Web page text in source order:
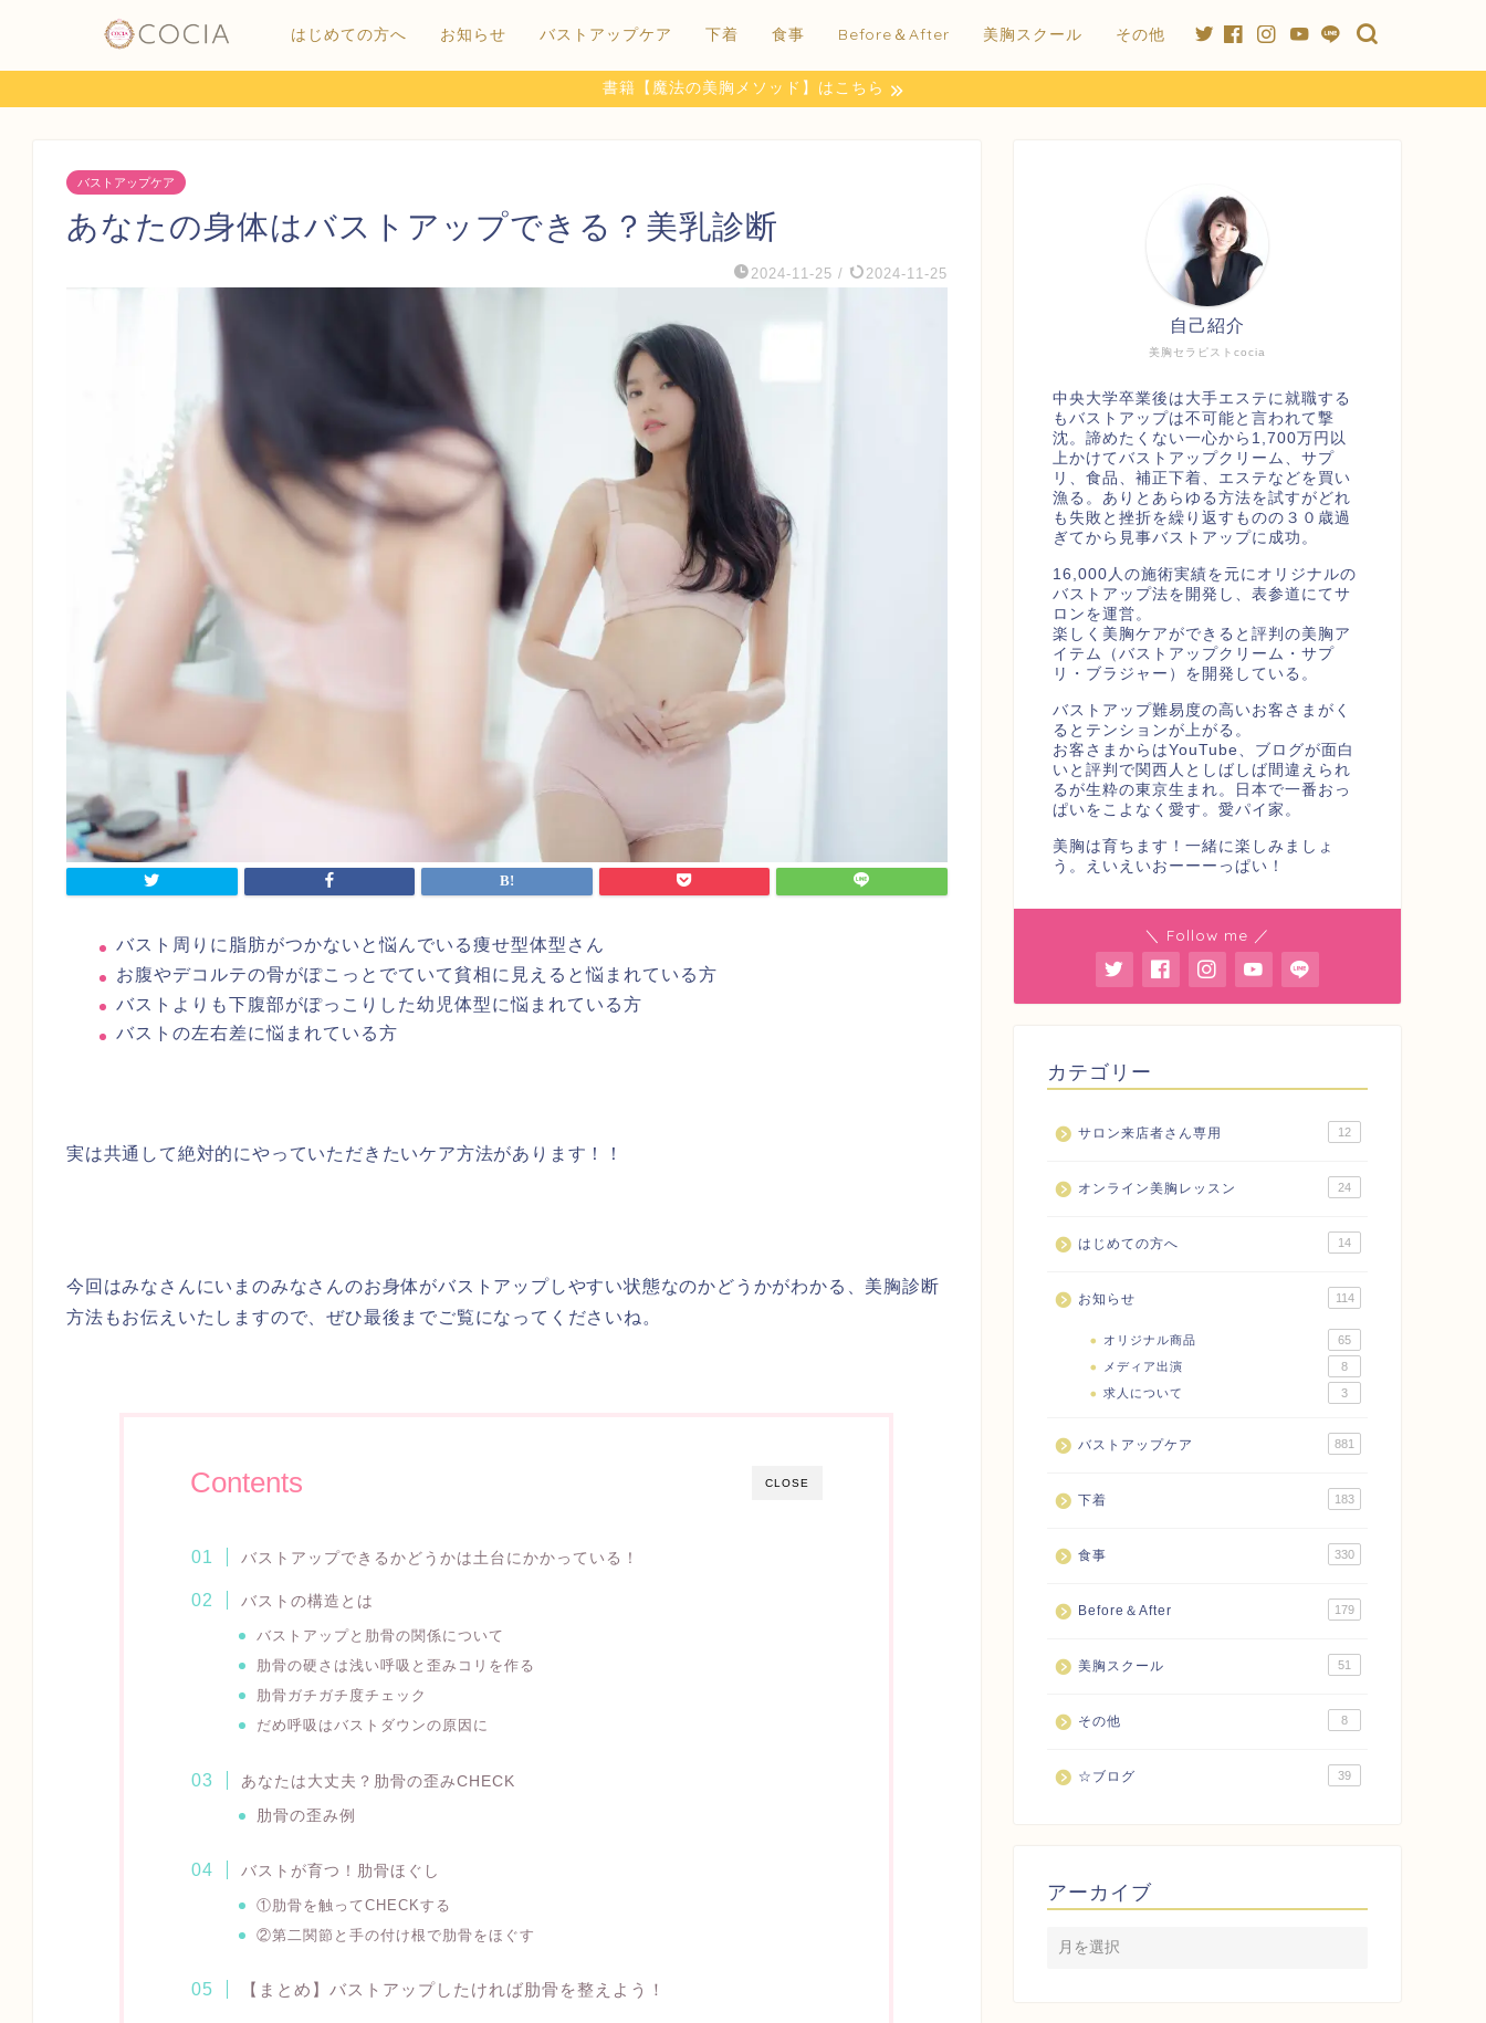
はじめての方へ お知らせ バストアップケア 下着 食事 Before＆After 美胸スクール その他
書籍【魔法の美胸メソッド】はこちら
バストアップケア
あなたの身体はバストアップできる？美乳診断
2024-11-25 / 2024-11-25
バスト周りに脂肪がつかないと悩んでいる痩せ型体型さん
お腹やデコルテの骨がぽこっとでていて貧相に見えると悩まれている方
バストよりも下腹部がぽっこりした幼児体型に悩まれている方
バストの左右差に悩まれている方
実は共通して絶対的にやっていただきたいケア方法があります！！
今回はみなさんにいまのみなさんのお身体がバストアップしやすい状態なのかどうかがわかる、美胸診断
方法もお伝えいたしますので、ぜひ最後までご覧になってくださいね。
CLOSE
Contents
バストアップできるかどうかは土台にかかっている！
バストの構造とは
バストアップと肋骨の関係について
肋骨の硬さは浅い呼吸と歪みコリを作る
肋骨ガチガチ度チェック
だめ呼吸はバストダウンの原因に
あなたは大丈夫？肋骨の歪みCHECK
肋骨の歪み例
バストが育つ！肋骨ほぐし
①肋骨を触ってCHECKする
②第二関節と手の付け根で 肋骨をほぐす
【まとめ】バストアップしたければ肋骨を整えよう！
美胸セラピストcocia
自己紹介
中央大学卒業後は大手エステに就職する
もバストアップは不可能と言われて撃
沈。諦めたくない一心から1,700万円以
上かけてバストアップクリーム、サプ
リ、食品、補正下着、エステなどを買い
漁る。ありとあらゆる方法を試すがどれ
も失敗と挫折を繰り返すものの３０歳過
ぎてから見事バストアップに成功。
16,000人の施術実績を元にオリジナルの
バストアップ法を開発し、表参道にてサ
ロンを運営。
楽しく美胸ケアができると評判の美胸ア
イテム（バストアップクリーム・サプ
リ・ブラジャー）を開発している。
バストアップ難易度の高いお客さまがく
るとテンションが上がる。
お客さまからはYouTube、ブログが面白
いと評判で関西人としばしば間違えられ
るが生粋の東京生まれ。日本で一番おっ
ぱいをこよなく愛す。愛パイ家。
美胸は育ちます！一緒に楽しみましょ
う。えいえいおーーーっぱい！
＼ Follow me ／
カテゴリー
サロン来店者さん専用 12
オンライン美胸レッスン 24
はじめての方へ 14
お知らせ 114
オリジナル商品
65
メディア出演
8
求人について
3
バストアップケア 881
下着 183
食事 330
Before＆After 179
美胸スクール 51
その他 8
☆ブログ 39
アーカイブ